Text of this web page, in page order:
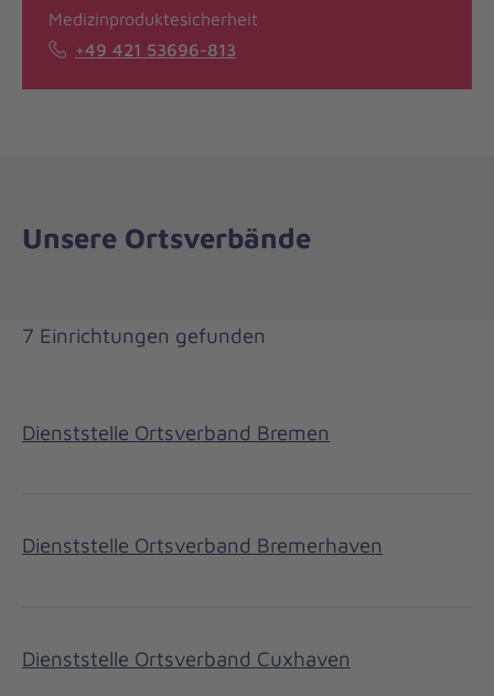
Medizinproduktesicherheit
+49 421 53696-813
Unsere Ortsverbände
7 Einrichtungen gefunden
Dienststelle Ortsverband Bremen
Dienststelle Ortsverband Bremerhaven
Dienststelle Ortsverband Cuxhaven